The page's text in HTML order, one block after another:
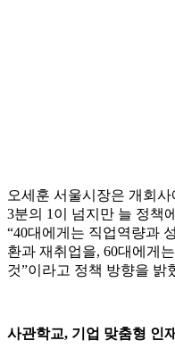
오세훈 서울시장은 개회
3분의 1이 넘지만 늘 정책
“40대에게는 직업역량과
환과 재취업을, 60대에게
것”이라고 정책 방향을 밝
사관학교, 기업 맞춤형 인